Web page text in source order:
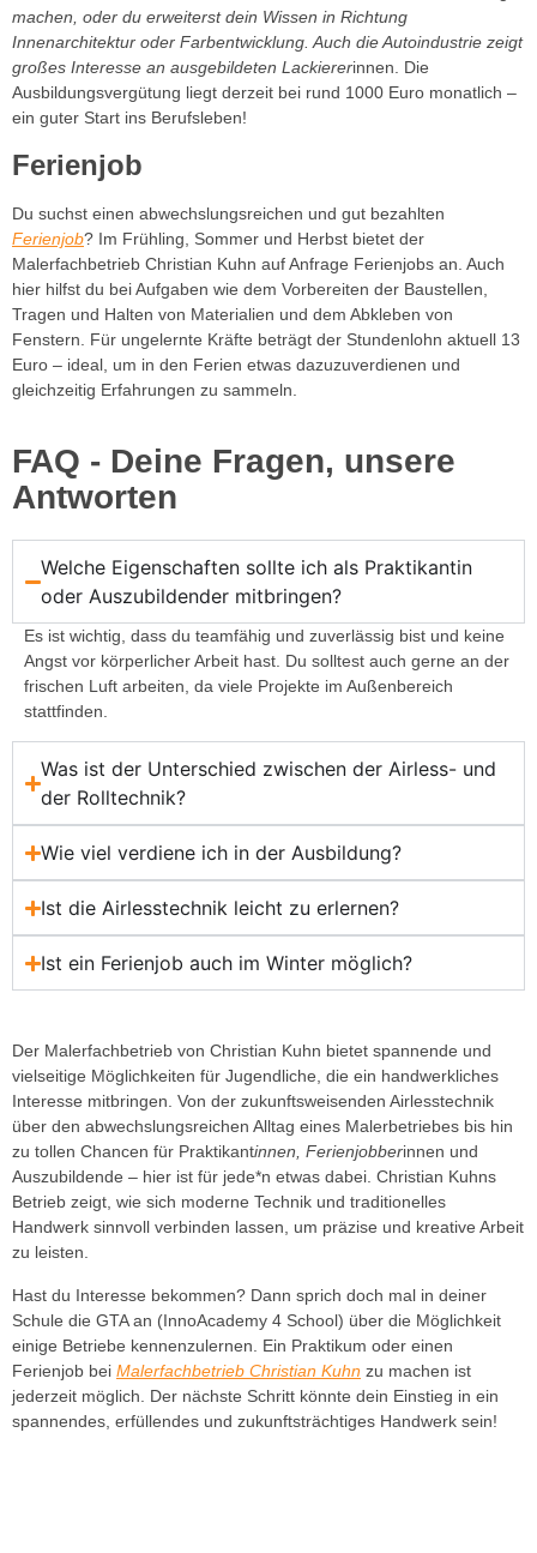
machen, oder du erweiterst dein Wissen in Richtung
Innenarchitektur oder Farbentwicklung. Auch die Autoindustrie zeigt
großes Interesse an ausgebildeten Lackiererinnen. Die
Ausbildungsvergütung liegt derzeit bei rund 1000 Euro monatlich –
ein guter Start ins Berufsleben!
Ferienjob
Du suchst einen abwechslungsreichen und gut bezahlten
Ferienjob? Im Frühling, Sommer und Herbst bietet der
Malerfachbetrieb Christian Kuhn auf Anfrage Ferienjobs an. Auch
hier hilfst du bei Aufgaben wie dem Vorbereiten der Baustellen,
Tragen und Halten von Materialien und dem Abkleben von
Fenstern. Für ungelernte Kräfte beträgt der Stundenlohn aktuell 13
Euro – ideal, um in den Ferien etwas dazuzuverdienen und
gleichzeitig Erfahrungen zu sammeln.
FAQ - Deine Fragen, unsere
Antworten
Welche Eigenschaften sollte ich als Praktikantin
oder Auszubildender mitbringen?
Es ist wichtig, dass du teamfähig und zuverlässig bist und keine
Angst vor körperlicher Arbeit hast. Du solltest auch gerne an der
frischen Luft arbeiten, da viele Projekte im Außenbereich
stattfinden.
Was ist der Unterschied zwischen der Airless- und
der Rolltechnik?
Wie viel verdiene ich in der Ausbildung?
Ist die Airlesstechnik leicht zu erlernen?
Ist ein Ferienjob auch im Winter möglich?
Der Malerfachbetrieb von Christian Kuhn bietet spannende und
vielseitige Möglichkeiten für Jugendliche, die ein handwerkliches
Interesse mitbringen. Von der zukunftsweisenden Airlesstechnik
über den abwechslungsreichen Alltag eines Malerbetriebes bis hin
zu tollen Chancen für Praktikantinnen, Ferienjobberinnen und
Auszubildende – hier ist für jede*n etwas dabei. Christian Kuhns
Betrieb zeigt, wie sich moderne Technik und traditionelles
Handwerk sinnvoll verbinden lassen, um präzise und kreative Arbeit
zu leisten.
Hast du Interesse bekommen? Dann sprich doch mal in deiner
Schule die GTA an (InnoAcademy 4 School) über die Möglichkeit
einige Betriebe kennenzulernen. Ein Praktikum oder einen
Ferienjob bei Malerfachbetrieb Christian Kuhn zu machen ist
jederzeit möglich. Der nächste Schritt könnte dein Einstieg in ein
spannendes, erfüllendes und zukunftsträchtiges Handwerk sein!